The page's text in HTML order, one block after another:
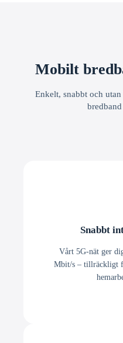
Mobilt
Enkelt, snabbt och
Snabbt
Vårt 5G-nät ger
Mbit/s – tillräckligt